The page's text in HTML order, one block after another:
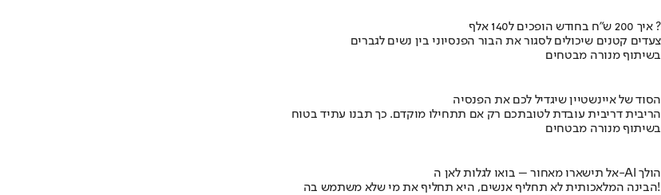
איך 200 ש"ח בחודש הופכים ל140 אלף ?
צעדים קטנים שיכולים לסגור את הבור הפנסיוני בין נשים לגברים
בשיתוף מנורה מבטחים
הסוד של איינשטיין שיגדיל לכם את הפנסיה
הריבית דריבית עובדת לטובתכם רק אם תתחילו מוקדם. כך תבנו עתיד בטוח
בשיתוף מנורה מבטחים
אל תישארו מאחור – בואו לגלות לאן ה-AI הולך
הבינה המלאכותית לא תחליף אנשים, היא תחליף את מי שלא משתמש בה!